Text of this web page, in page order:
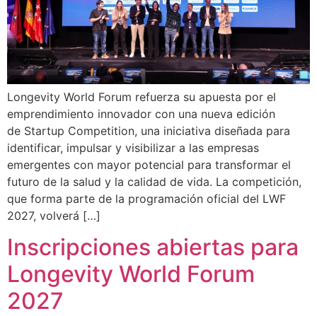
Longevity World Forum refuerza su apuesta por el
emprendimiento innovador con una nueva edición
de Startup Competition, una iniciativa diseñada para
identificar, impulsar y visibilizar a las empresas
emergentes con mayor potencial para transformar el
futuro de la salud y la calidad de vida. La competición,
que forma parte de la programación oficial del LWF
2027, volverá […]
Inscripciones abiertas para
Longevity World Forum
2027